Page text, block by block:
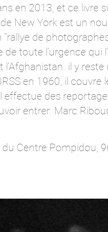
en 2013, et ce livre
New York est un
de
toute l'urgence qui
il y
en 1960, il couvre
des
entrer. Marc
Centre Pompidou,